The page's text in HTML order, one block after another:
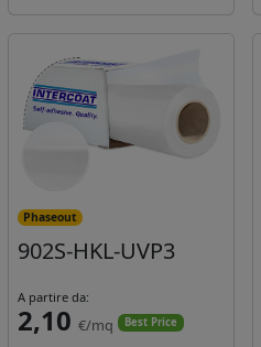
Phaseout
902S-HKL-UVP3
A partire da:
2,10 €/mq Best Price